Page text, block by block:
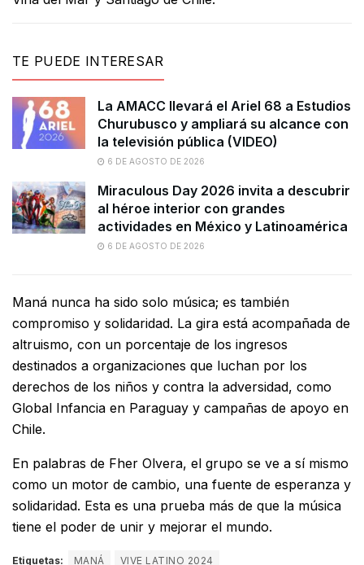
TE PUEDE INTERESAR
La AMACC llevará el Ariel 68 a Estudios
Churubusco y ampliará su alcance con
la televisión pública (VIDEO)
6 DE AGOSTO DE 2026
Miraculous Day 2026 invita a descubrir
al héroe interior con grandes
actividades en México y Latinoamérica
6 DE AGOSTO DE 2026
Maná nunca ha sido solo música; es también
compromiso y solidaridad. La gira está acompañada de
altruismo, con un porcentaje de los ingresos
destinados a organizaciones que luchan por los
derechos de los niños y contra la adversidad, como
Global Infancia en Paraguay y campañas de apoyo en
Chile.
En palabras de Fher Olvera, el grupo se ve a sí mismo
como un motor de cambio, una fuente de esperanza y
solidaridad. Esta es una prueba más de que la música
tiene el poder de unir y mejorar el mundo.
Etiquetas: MANÁ VIVE LATINO 2024